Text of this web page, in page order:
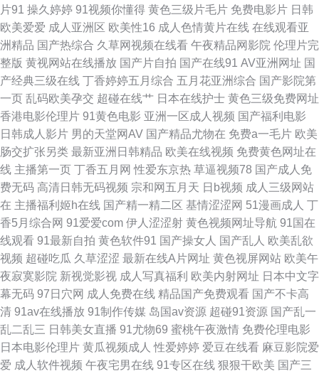
航 91理论视频 豆花成人精品网 久久婷婷婷 亚洲欧美千涩 黄色A片网址 91大
神视频污 久久伊人熟女 91探花一区在线 狼人久操 91丝袜稀缺资源 人操人碰
av成人资源站 狼友福利AV 欧美色色H 超碰成人人妻 91国产精品 91se 亚洲
AT午夜剧场 成人福利黑料 日韩专区视频 www日日本日日 偷拍夫妻视频91
深夜福利天堂 国内自拍97超碰 俺去啦最新网址 AV色色中文女 午夜影院1秒
欧美涩涩视频 久草资源视频一区 日韩三级国产 午夜一区少女 99国午夜产传
媒 老司机黄色网 AV资源自拍 精东视频黄下载 综合色资源 另类激情A片 韩日
欧美好看剧 久久欧美视频 日韩91av 91黑丝后入 人人射人人 91破处免费看
狼人综合插 九一看片不用下载 国产成人av传媒 AV色先锋 午夜日韩AV影院
日韩操操操 久久人妻人人操 影音先锋色精东 色婷婷五月激情
片91 操久婷婷 91视频你懂得 黄色三级片毛片 免费电影片 日韩
欧美爱爱 成人亚洲区 欧美性16 成人色情黄片在线 在线观看亚
洲精品 国产热综合 久草网视频在线看 午夜精品网影院 伦理片完
整版 黄视网站在线播放 国产片自拍 国产在线91 AV亚洲网址 国
产经典三级在线 丁香婷婷五月综合 五月花亚洲综合 国产影院第
一页 乱码欧美孕交 超碰在线艹 日本在线护士 黄色三级免费网址
香港电影伦理片 91黄色电影 亚洲一区成人视频 国产福利电影
日韩成人影片 男的天堂网AV 国产精品尤物在 免费a一毛片 欧美
肠交扩张另类 最新亚洲日韩精品 欧美在线视频 免费黄色网址在
线 主播第一页 丁香五月网 性爱东京热 草逼视频78 国产成人免
费无码 高清日韩无码视频 宗和网五月天 日b视频 成人三级网站
在 主播福利姬h在线 国产精一精二区 基情涩涩网 51漫画成人 丁
香5月综合网 91爱爱com 伊人涩涩射 黄色视频网址导航 91国在
线观看 91最新自拍 黄色软件91 国产操女人 国产乱人 欧美乱欲
视频 超碰吃瓜 久草涩涩 最新在线A片网址 黄色视屏网站 欧美午
夜寂寞影院 新视觉影视 成人写真福利 欧美内射网址 日本中文字
幕无码 97日穴网 成人免费在线 精品国产免费观看 国产不卡高
清 91av在线播放 91制作传媒 岛国av资源 超碰91资源 国产乱一
乱二乱三 日韩美女直播 91尤物69 蜜桃午夜激情 免费伦理电影
日本电影伦理片 黄瓜视频成人 性爱婷婷 爱豆在线看 麻豆影院爱
爱 成人软件视频 午夜宅男在线 91专区在线 狠狠干欧美 国产三